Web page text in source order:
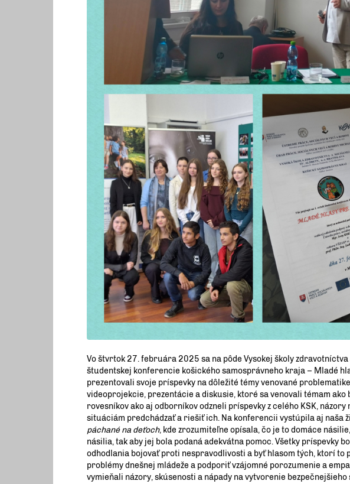
Vo štvrtok 27. februára 2025 sa na pôde Vysokej školy
študentskej konferencie košického samosprávneho kraja – Mladé
prezentovali svoje príspevky na dôležité témy venované
videoprojekcie, prezentácie a diskusie, ktoré sa venovali témam ako
rovesníkov ako aj odborníkov odzneli príspevky z celého KSK,
situáciám predchádzať a riešiť ich. Na konferencii vystúpila aj naša
páchané na deťoch, kde zrozumiteľne opísala, čo je to domáce
násilia, tak aby jej bola podaná adekvátna pomoc. Všetky príspevky
odhodlania bojovať proti nespravodlivosti a byť hlasom tých, ktorí
problémy dnešnej mládeže a podporiť vzájomné porozumenie a
vymieňali názory, skúsenosti a nápady na vytvorenie